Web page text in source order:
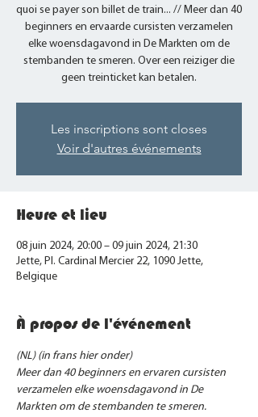
quoi se payer son billet de train... // Meer dan 40
beginners en ervaarde cursisten verzamelen
elke woensdagavond in De Markten om de
stembanden te smeren. Over een reiziger die
geen treinticket kan betalen.
Les inscriptions sont closes
Voir d'autres événements
Heure et lieu
08 juin 2024, 20:00 – 09 juin 2024, 21:30
Jette, Pl. Cardinal Mercier 22, 1090 Jette,
Belgique
À propos de l'événement
(NL) (in frans hier onder)
Meer dan 40 beginners en ervaren cursisten
verzamelen elke woensdagavond in De
Markten om de stembanden te smeren.